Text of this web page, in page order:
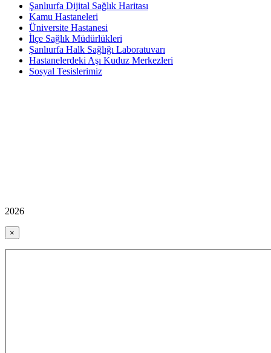
Şanlıurfa Dijital Sağlık Haritası
Kamu Hastaneleri
Üniversite Hastanesi
İlçe Sağlık Müdürlükleri
Şanlıurfa Halk Sağlığı Laboratuvarı
Hastanelerdeki Aşı Kuduz Merkezleri
Sosyal Tesislerimiz
2026
×